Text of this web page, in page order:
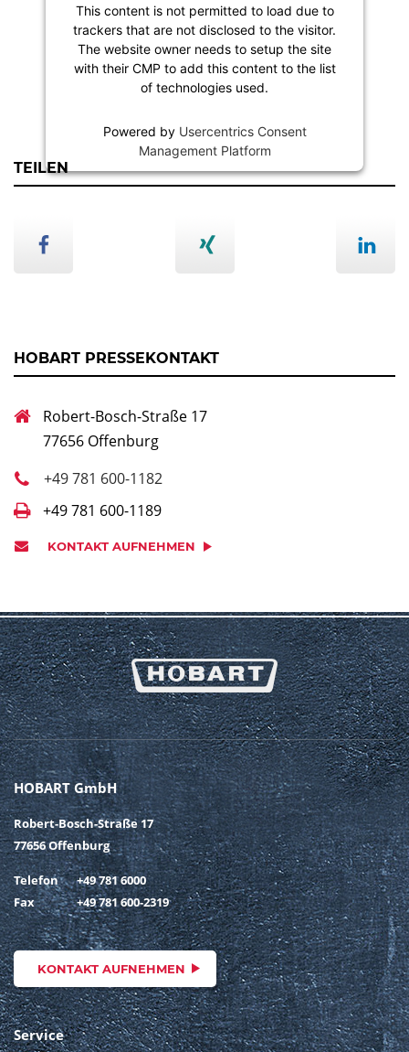
This content is not permitted to load due to
trackers that are not disclosed to the visitor.
The website owner needs to setup the site
with their CMP to add this content to the list
of technologies used.
Powered by Usercentrics Consent
Management Platform
TEILEN
HOBART PRESSEKONTAKT
Robert-Bosch-Straße 17
77656 Offenburg
+49 781 600-1182
+49 781 600-1189
KONTAKT AUFNEHMEN
HOBART GmbH
Robert-Bosch-Straße 17
77656 Offenburg
Telefon
+49 781 6000
Fax
+49 781 600-2319
KONTAKT AUFNEHMEN
Service